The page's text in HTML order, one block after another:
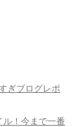
ぎブログレポ
！今まで一番